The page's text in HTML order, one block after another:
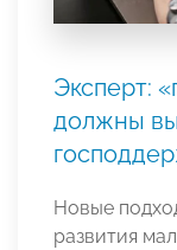
Эксперт:
должны
Новые
развития